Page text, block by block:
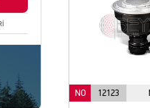
NO 12123